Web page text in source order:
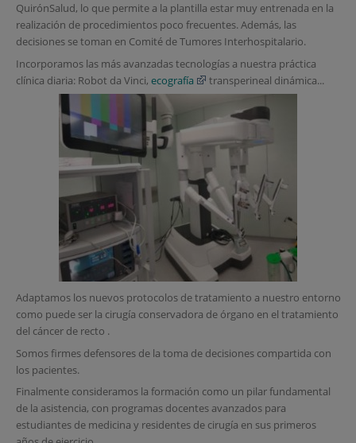
QuirónSalud, lo que permite a la plantilla estar muy entrenada en la
realización de procedimientos poco frecuentes. Además, las
decisiones se toman en Comité de Tumores Interhospitalario.
Incorporamos las más avanzadas tecnologías a nuestra práctica
clínica diaria: Robot da Vinci, ecografía transperineal dinámica...
Adaptamos los nuevos protocolos de tratamiento a nuestro entorno
como puede ser la cirugía conservadora de órgano en el tratamiento
del cáncer de recto .
Somos firmes defensores de la toma de decisiones compartida con
los pacientes.
Finalmente consideramos la formación como un pilar fundamental
de la asistencia, con programas docentes avanzados para
estudiantes de medicina y residentes de cirugía en sus primeros